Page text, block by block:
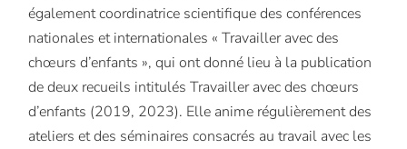
également coordinatrice scientifique des conférences
nationales et internationales « Travailler avec des
chœurs d’enfants », qui ont donné lieu à la publication
de deux recueils intitulés Travailler avec des chœurs
d’enfants (2019, 2023). Elle anime régulièrement des
ateliers et des séminaires consacrés au travail avec les